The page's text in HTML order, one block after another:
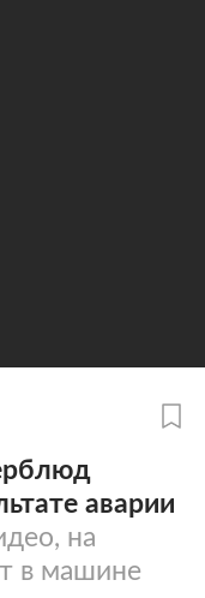
аварии
на
в машине